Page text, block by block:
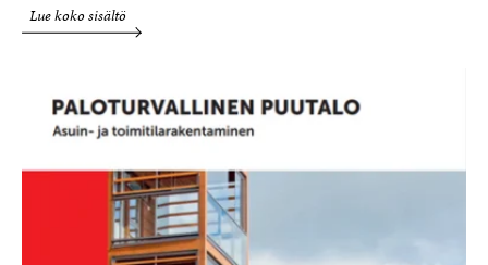
Lue koko sisältö